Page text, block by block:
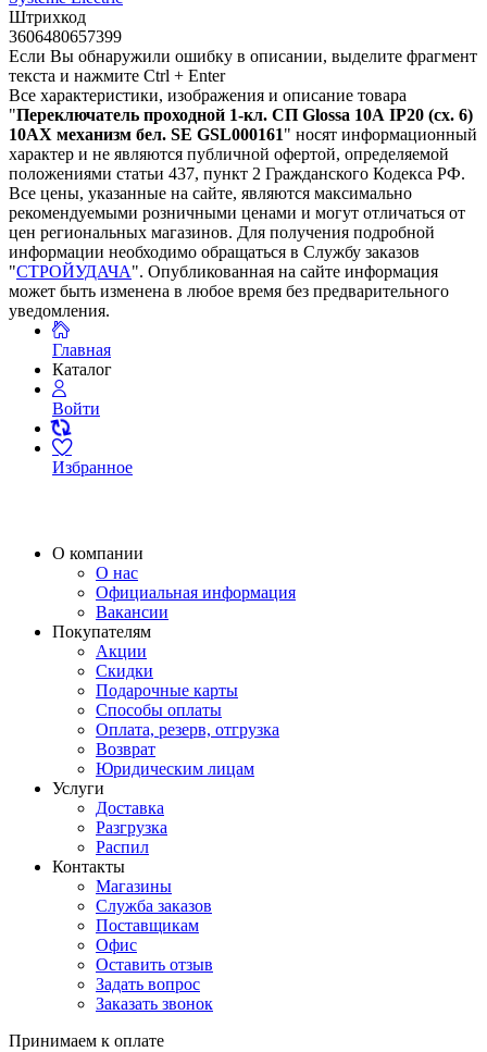
Штрихкод
3606480657399
Если Вы обнаружили ошибку в описании, выделите фрагмент
текста и нажмите Ctrl + Enter
Все характеристики, изображения и описание товара
"Переключатель проходной 1-кл. СП Glossa 10А IP20 (сх. 6)
10AX механизм бел. SE GSL000161" носят информационный
характер и не являются публичной офертой, определяемой
положениями статьи 437, пункт 2 Гражданского Кодекса РФ.
Все цены, указанные на сайте, являются максимально
рекомендуемыми розничными ценами и могут отличаться от
цен региональных магазинов. Для получения подробной
информации необходимо обращаться в Службу заказов
"СТРОЙУДАЧА". Опубликованная на сайте информация
может быть изменена в любое время без предварительного
уведомления.
Главная
Каталог
Войти
Избранное
О компании
О нас
Официальная информация
Вакансии
Покупателям
Акции
Скидки
Подарочные карты
Способы оплаты
Оплата, резерв, отгрузка
Возврат
Юридическим лицам
Услуги
Доставка
Разгрузка
Распил
Контакты
Магазины
Служба заказов
Поставщикам
Офис
Оставить отзыв
Задать вопрос
Заказать звонок
Принимаем к оплате